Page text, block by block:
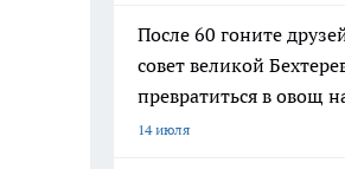
После 60 гоните
совет великой
превратиться в овощ
14 июля